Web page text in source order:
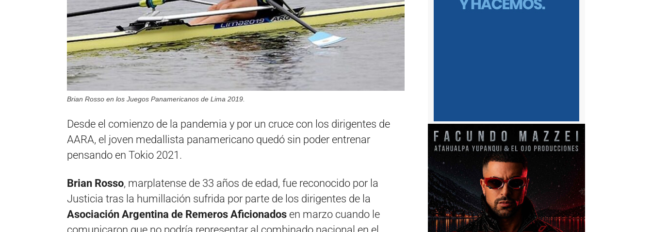
Brian Rosso en los Juegos Panamericanos de Lima 2019.
Desde el comienzo de la pandemia y por un cruce con los dirigentes de
AARA, el joven medallista panamericano quedó sin poder entrenar
pensando en Tokio 2021.
Brian Rosso, marplatense de 33 años de edad, fue reconocido por la
Justicia tras la humillación sufrida por parte de los dirigentes de la
Asociación Argentina de Remeros Aficionados en marzo cuando le